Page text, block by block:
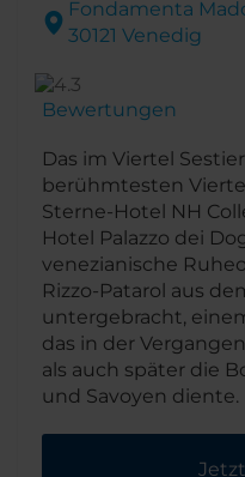
Fondamenta
30121 Venedig
Bewertungen
Das im Viertel
berühmtesten
Sterne-Hotel NH
Hotel Palazzo dei
venezianische
Rizzo-Patarol aus
untergebracht,
das in der
als auch später die
und Savoyen diente.